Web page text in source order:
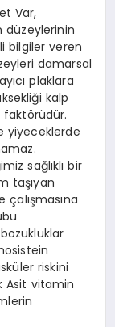
Var,
düzeylerinin
bilgiler veren
damarsal
plaklara
kalp
faktörüdür.
yiyeceklerde
sağlıklı bir
taşıyan
çalışmasına
riskini
Asit vitamin